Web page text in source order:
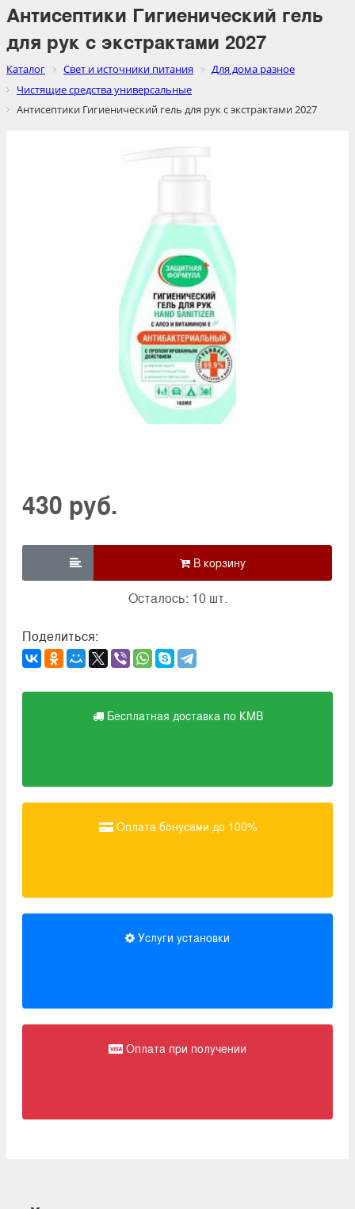
Антисептики Гигиенический гель
для рук с экстрактами 2027
Каталог Свет и источники питания
Для дома разное
Чистящие средства универсальные
Антисептики Гигиенический гель для рук с экстрактами 2027
430 руб.

Осталось: 10 шт.
Поделиться:
Бесплатная доставка по КМВ
Оплата бонусами до 100%
Услуги установки
Оплата при получении